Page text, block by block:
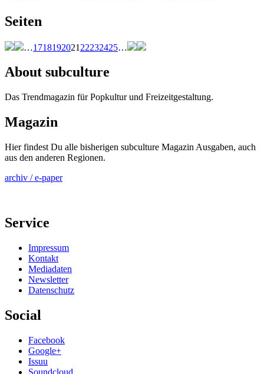
Seiten
…1718192021 22232425…
About subculture
Das Trendmagazin für Popkultur und Freizeitgestaltung.
Magazin
Hier findest Du alle bisherigen subculture Magazin Ausgaben, auch
aus den anderen Regionen.
archiv / e-paper
Service
Impressum
Kontakt
Mediadaten
Newsletter
Datenschutz
Social
Facebook
Google+
Issuu
Soundcloud